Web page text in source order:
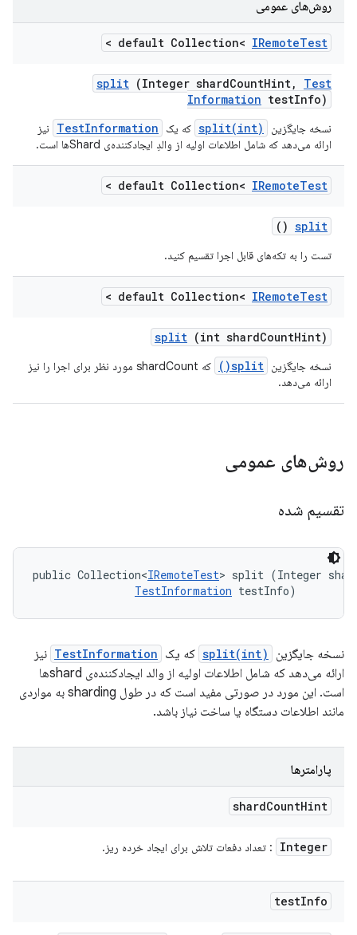
روش‌های عمومی
default Collection< IRemoteTest
>
split (Integer shardCountHint,
Test
Information testInfo)
نسخه جایگزین split(int) که یک TestInformation
نیز
ارائه می‌دهد که شامل اطلاعات اولیه از والدِ ایجادکننده‌ی Shardها است.
default Collection< IRemoteTest
>
split
()
تست را به تکه‌های قابل اجرا تقسیم کنید.
default Collection< IRemoteTest
>
split (int shardCountHint)
نسخه جایگزین split()
که shardCount مورد نظر برای اجرا را نیز
ارائه می‌دهد.
روش‌های عمومی
تقسیم شده
public Collection<IRemoteTest> split (Integer
TestInformation testInfo)
نسخه جایگزین split(int) که یک TestInformation نیز
ارائه می‌دهد که شامل اطلاعات اولیه از والد ایجادکننده‌ی shardها
است. این مورد در صورتی مفید است که در طول sharding به مواردی
مانند اطلاعات دستگاه یا ساخت نیاز باشد.
پارامترها
shardCountHint
Integer : تعداد دفعات تلاش برای ایجاد خرده ریز.
testInfo